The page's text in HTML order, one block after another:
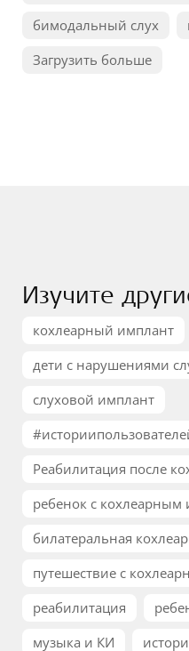
бимодальный слух
Загрузить больше
Изучите
кохлеарный имплант
дети с нарушениями
слуховой имплант
Реабилитация после
ребенок с кохлеарным
билатеральная
путешествие с
реабилитация
музыка и КИ